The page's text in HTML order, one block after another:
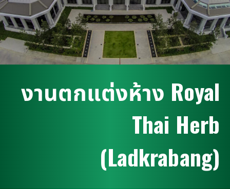
งานตกแตงหาง Royal
Thai Herb
(Ladkrabang)